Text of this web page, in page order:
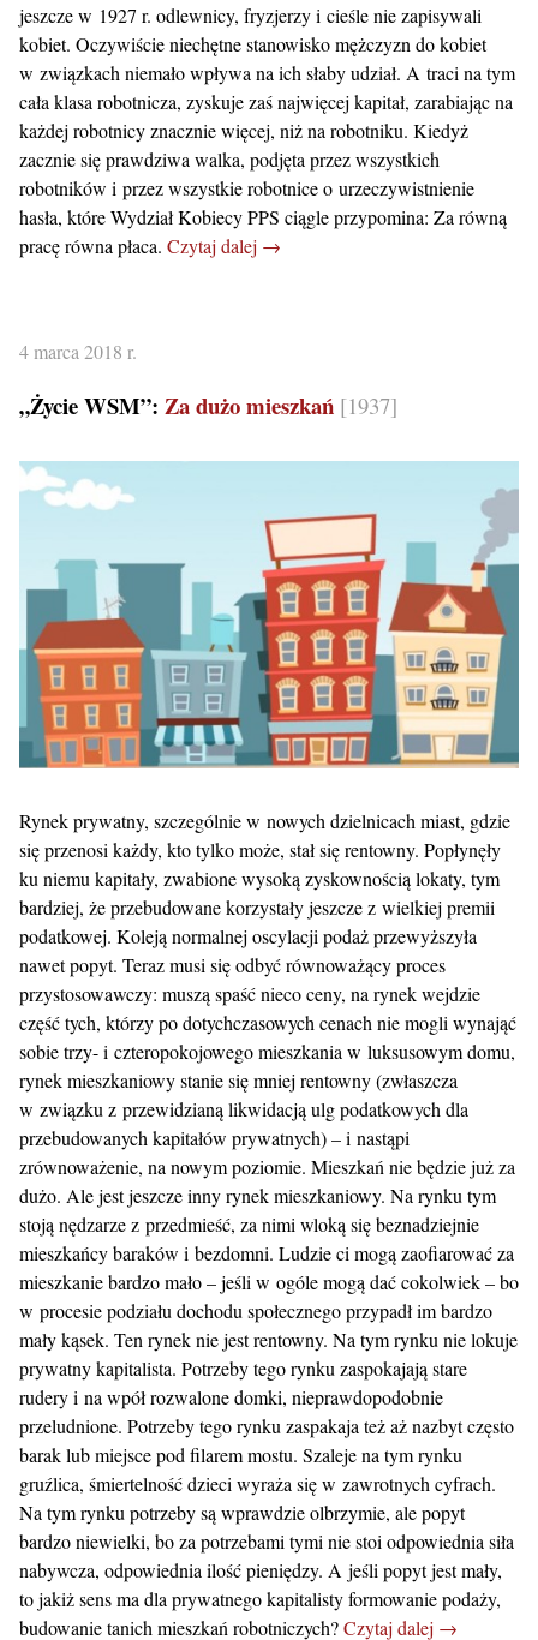
jeszcze w 1927 r. odlewnicy, fryzjerzy i cieśle nie zapisywali
kobiet. Oczywiście niechętne stanowisko mężczyzn do kobiet
w związkach niemało wpływa na ich słaby udział. A traci na tym
cała klasa robotnicza, zyskuje zaś najwięcej kapitał, zarabiając na
każdej robotnicy znacznie więcej, niż na robotniku. Kiedyż
zacznie się prawdziwa walka, podjęta przez wszystkich
robotników i przez wszystkie robotnice o urzeczywistnienie
hasła, które Wydział Kobiecy PPS ciągle przypomina: Za równą
pracę równa płaca. Czytaj dalej →
4 marca 2018 r.
„Życie WSM”: Za dużo mieszkań [1937]
Rynek prywatny, szczególnie w nowych dzielnicach miast, gdzie
się przenosi każdy, kto tylko może, stał się rentowny. Popłynęły
ku niemu kapitały, zwabione wysoką zyskownością lokaty, tym
bardziej, że przebudowane korzystały jeszcze z wielkiej premii
podatkowej. Koleją normalnej oscylacji podaż przewyższyła
nawet popyt. Teraz musi się odbyć równoważący proces
przystosowawczy: muszą spaść nieco ceny, na rynek wejdzie
część tych, którzy po dotychczasowych cenach nie mogli wynająć
sobie trzy- i czteropokojowego mieszkania w luksusowym domu,
rynek mieszkaniowy stanie się mniej rentowny (zwłaszcza
w związku z przewidzianą likwidacją ulg podatkowych dla
przebudowanych kapitałów prywatnych) – i nastąpi
zrównoważenie, na nowym poziomie. Mieszkań nie będzie już za
dużo. Ale jest jeszcze inny rynek mieszkaniowy. Na rynku tym
stoją nędzarze z przedmieść, za nimi wloką się beznadziejnie
mieszkańcy baraków i bezdomni. Ludzie ci mogą zaofiarować za
mieszkanie bardzo mało – jeśli w ogóle mogą dać cokolwiek – bo
w procesie podziału dochodu społecznego przypadł im bardzo
mały kąsek. Ten rynek nie jest rentowny. Na tym rynku nie lokuje
prywatny kapitalista. Potrzeby tego rynku zaspokajają stare
rudery i na wpół rozwalone domki, nieprawdopodobnie
przeludnione. Potrzeby tego rynku zaspakaja też aż nazbyt często
barak lub miejsce pod filarem mostu. Szaleje na tym rynku
gruźlica, śmiertelność dzieci wyraża się w zawrotnych cyfrach.
Na tym rynku potrzeby są wprawdzie olbrzymie, ale popyt
bardzo niewielki, bo za potrzebami tymi nie stoi odpowiednia siła
nabywcza, odpowiednia ilość pieniędzy. A jeśli popyt jest mały,
to jakiż sens ma dla prywatnego kapitalisty formowanie podaży,
budowanie tanich mieszkań robotniczych?Czytaj dalej →